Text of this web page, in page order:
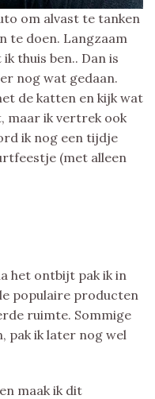
om alvast te tanken
te doen. Langzaam
thuis ben.. Dan is
nog wat gedaan.
de katten en kijk wat
maar ik vertrek ook
ik nog een tijdje
(met alleen
het ontbijt pak ik in
populaire producten
ruimte. Sommige
pak ik later nog wel
maak ik dit